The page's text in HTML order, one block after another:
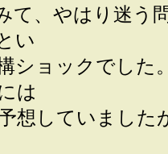
て、やはり迷う
い
ショックでした
は
想していました